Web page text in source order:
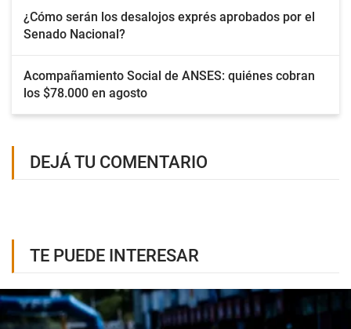
¿Cómo serán los desalojos exprés aprobados por el
Senado Nacional?
Acompañamiento Social de ANSES: quiénes cobran
los $78.000 en agosto
DEJÁ TU COMENTARIO
TE PUEDE INTERESAR